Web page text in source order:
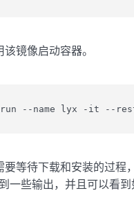
镜像启动容器。
run --name lyx -it --
要等待下载和安装的过程
一些输出，并且可以看到